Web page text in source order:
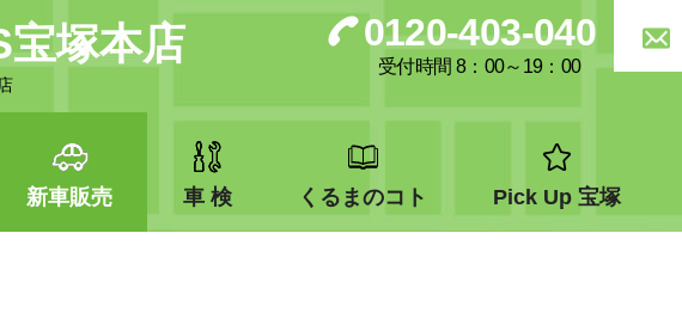
塚本店
新車販売 車 検 くるまのコト Pick Up 宝塚
0120-403-040
受付時間 8：00～19：00